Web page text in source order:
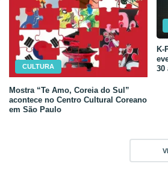
CULTURA
Mostra “Te Amo, Coreia do Sul”
acontece no Centro Cultural Coreano
em São Paulo
K-
30